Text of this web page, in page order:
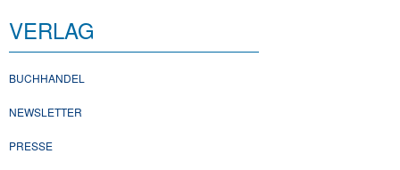
VERLAG
BUCHHANDEL
NEWSLETTER
PRESSE